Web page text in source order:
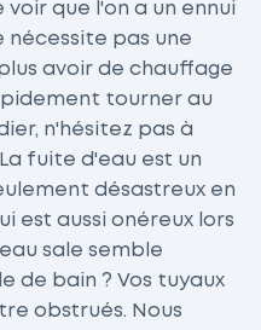
que l'on a un ennui
pas une
avoir de chauffage
tourner au
n'hésitez pas à
fuite d'eau est un
désastreux en
est aussi onéreux lors
sale semble
de bain ? Vos tuyaux
obstrués. Nous